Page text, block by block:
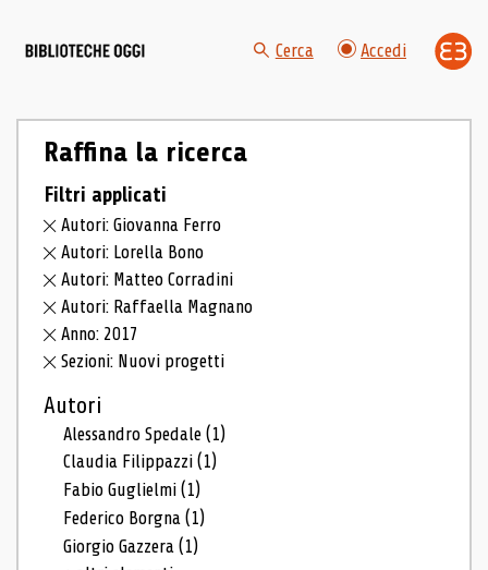
Cerca Accedi
Raffina la ricerca
Filtri applicati
Autori: Giovanna Ferro
Autori: Lorella Bono
Autori: Matteo Corradini
Autori: Raffaella Magnano
Anno: 2017
Sezioni: Nuovi progetti
Autori
Alessandro Spedale(1)
Claudia Filippazzi(1)
Fabio Guglielmi(1)
Federico Borgna(1)
Giorgio Gazzera(1)